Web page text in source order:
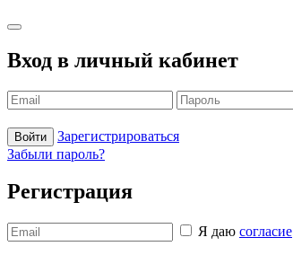
Вход в личный кабинет
Войти
Зарегистрироваться
Забыли пароль?
Регистрация
Я даю согласие